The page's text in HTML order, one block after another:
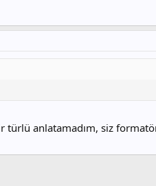
türlü anlatamadım, siz